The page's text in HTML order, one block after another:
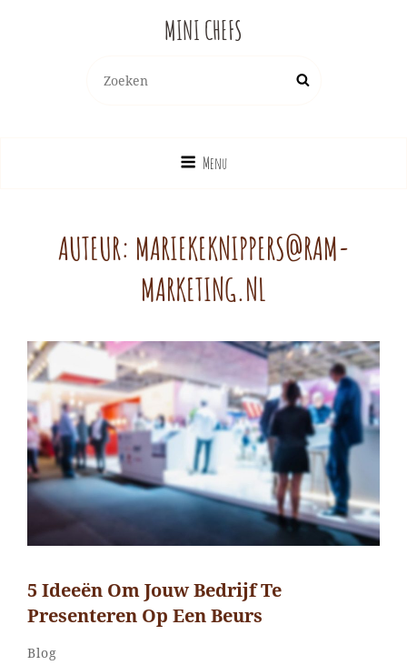
MINI CHEFS
naar:
Zoek
Menu
AUTEUR: MARIEKEKNIPPERS@RAM-
MARKETING.NL
5 Ideeën Om Jouw Bedrijf Te
Presenteren Op Een Beurs
Categorieën
Blog